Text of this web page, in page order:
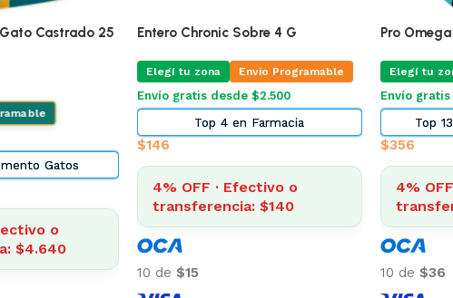
25
o
Entero Chronic Sobre 4 G
Elegí tu zona Envio Programable
Envío gratis desde $2.500
Top 4 en Farmacia
4% OFF · Efectivo o
transferencia: $140
10 de $15
Pro Omega
Elegí tu zona
Envío gratis desde
Top 13 en
4% OFF ·
$36